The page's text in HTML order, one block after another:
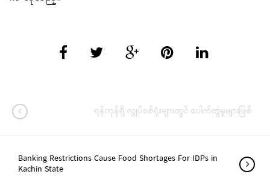
ရန်ကုန်ရှိ လျှပ်စစ်ရုံးများတွင် ပေါက်ကွဲမှုများဖြစ်
Banking Restrictions Cause Food Shortages For IDPs in
Kachin State